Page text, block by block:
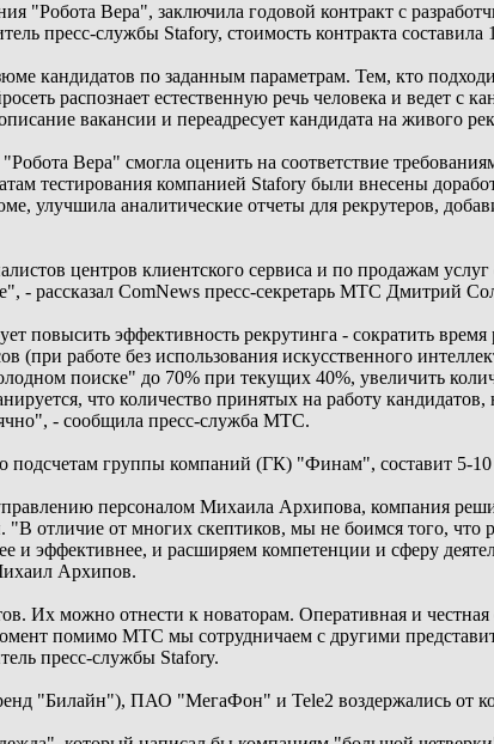
"Робота Вера", заключила годовой контракт с
пресс-службы Stafory, стоимость контракта составила
кандидатов по заданным параметрам. Тем, кто
распознает естественную речь человека и ведет с
вакансии и переадресует кандидата на
"Робота Вера" смогла оценить на соответствие
тестирования компанией Stafory были внесены
улучшила аналитические отчеты для рекрутеров,
центров клиентского сервиса и по продажам
- рассказал ComNews пресс-секретарь МТС Дмитрий
повысить эффективность рекрутинга - сократить
(при работе без использования искусственного
поиске" до 70% при текущих 40%, увеличить
что количество принятых на работу
- сообщила пресс-служба МТС.
подсчетам группы компаний (ГК) "Финам", составит 5-10
персоналом Михаила Архипова, компания
"В отличие от многих скептиков, мы не боимся того,
и эффективнее, и расширяем компетенции и сферу
Архипов.
Их можно отнести к новаторам. Оперативная и честная
помимо МТС мы сотрудничаем с другими
пресс-службы Stafory.
"Билайн"), ПАО "МегаФон" и Tele2 воздержались от